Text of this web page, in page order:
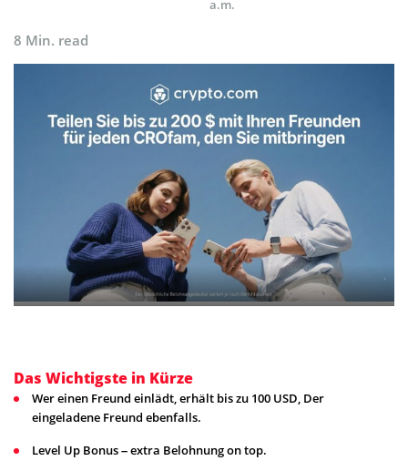
a.m.
8 Min. read
Das Wichtigste in Kürze
Wer einen Freund einlädt, erhält bis zu 100 USD, Der
eingeladene Freund ebenfalls.
Level Up Bonus – extra Belohnung on top.